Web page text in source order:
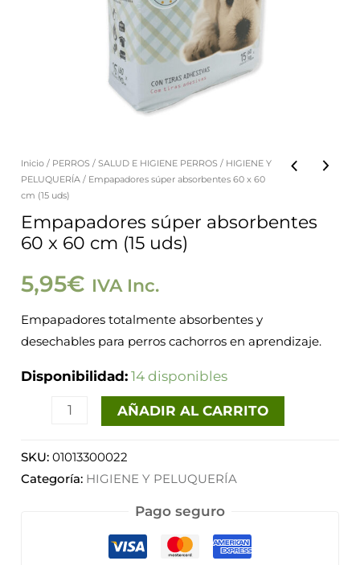
Inicio / PERROS /SALUD E HIGIENE PERROS / HIGIENE Y
PELUQUERÍA / Empapadores súper absorbentes 60 x 60
cm (15 uds)
Empapadores súper absorbentes
60 x 60 cm (15 uds)
5,95€ IVA Inc.
Empapadores totalmente absorbentes y
desechables para perros cachorros en aprendizaje.
Disponibilidad: 14 disponibles
Empapadores
súper
absorbentes
60
60
cm
(15
AÑADIR AL CARRITO
SKU:01013300022
Categoría: HIGIENE Y PELUQUERÍA
Pago seguro